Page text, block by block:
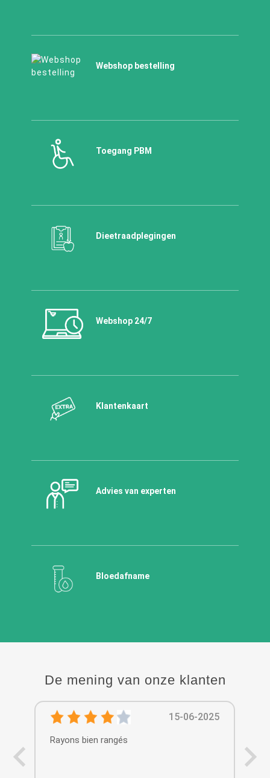
Webshop bestelling
Toegang PBM
Dieetraadplegingen
Webshop 24/7
Klantenkaart
Advies van experten
Bloedafname
De mening van onze klanten
15-06-2025
Rayons bien rangés